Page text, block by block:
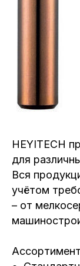
HEYITECH
для
Вся
учётом
– от